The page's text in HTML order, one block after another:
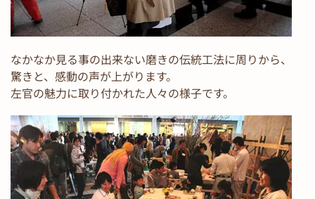
なかなか見る事の出来ない磨きの伝統工法に周りから、
驚きと、感動の声が上がります。
左官の魅力に取り付かれた人々の様子です。